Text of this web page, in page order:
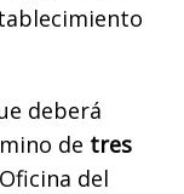
deberá
de tres
del